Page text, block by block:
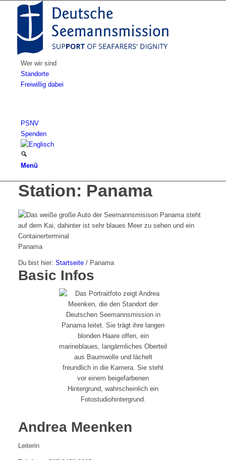
Wer wir sind
Standorte
Freiwillig dabei
PSNV
Spenden
Menü
Station: Panama
Panama
Du bist hier: Startseite / Panama
Basic Infos
Andrea Meenken
Leiterin